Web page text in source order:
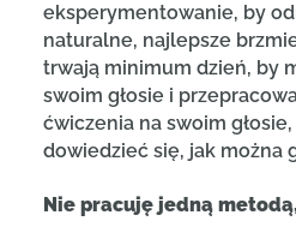
eksperymentowanie, by
naturalne, najlepsze
trwają minimum dzień, by
swoim głosie i
ćwiczenia na swoim
dowiedzieć się, jak można
Nie pracuję jedną